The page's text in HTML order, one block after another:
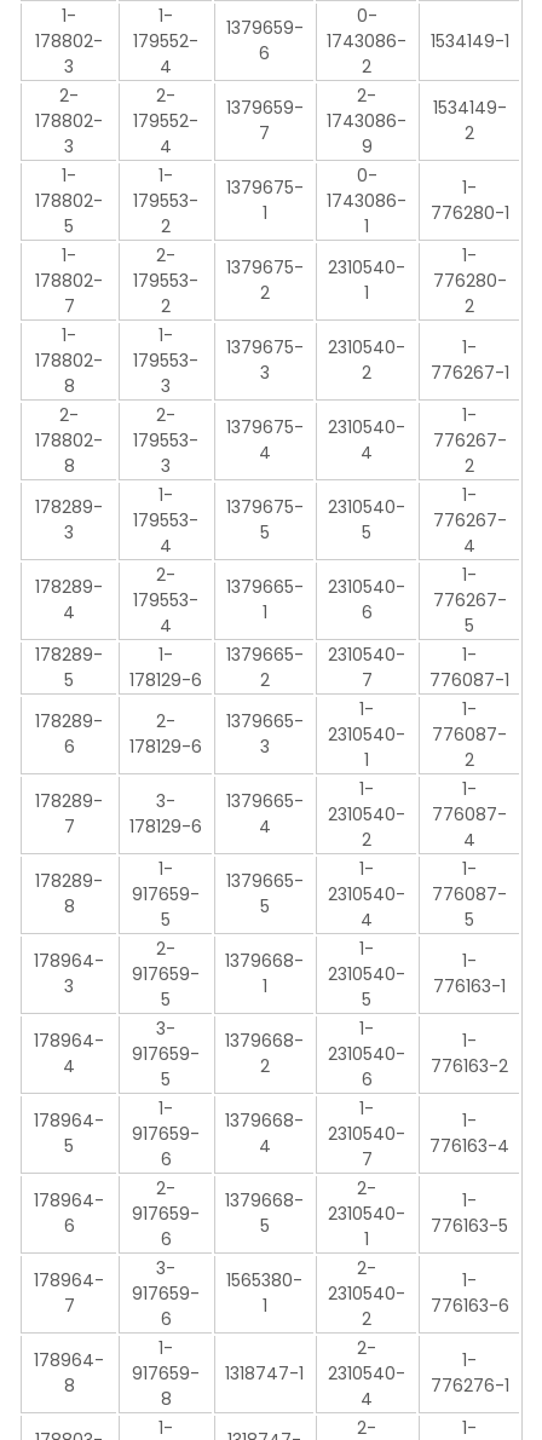
1-
178802-
3
1-
179552-
4
1379659-
6
0-
1743086-
2
1534149-1
2-
178802-
3
2-
179552-
4
1379659-
7
2-
1743086-
9
1534149-
2
1-
178802-
5
1-
179553-
2
1379675-
1
0-
1743086-
1
1-
776280-1
1-
178802-
7
2-
179553-
2
1379675-
2
2310540-
1
1-
776280-
2
1-
178802-
8
1-
179553-
3
1379675-
3
2310540-
2
1-
776267-1
2-
178802-
8
2-
179553-
3
1379675-
4
2310540-
4
1-
776267-
2
178289-
3
1-
179553-
4
1379675-
5
2310540-
5
1-
776267-
4
178289-
4
2-
179553-
4
1379665-
1
2310540-
6
1-
776267-
5
178289-
5
1-
178129-6
1379665-
2
2310540-
7
1-
776087-1
178289-
6
2-
178129-6
1379665-
3
1-
2310540-
1
1-
776087-
2
178289-
7
3-
178129-6
1379665-
4
1-
2310540-
2
1-
776087-
4
178289-
8
1-
917659-
5
1379665-
5
1-
2310540-
4
1-
776087-
5
178964-
3
2-
917659-
5
1379668-
1
1-
2310540-
5
1-
776163-1
178964-
4
3-
917659-
5
1379668-
2
1-
2310540-
6
1-
776163-2
178964-
5
1-
917659-
6
1379668-
4
1-
2310540-
7
1-
776163-4
178964-
6
2-
917659-
6
1379668-
5
2-
2310540-
1
1-
776163-5
178964-
7
3-
917659-
6
1565380-
1
2-
2310540-
2
1-
776163-6
178964-
8
1-
917659-
8
1318747-1
2-
2310540-
4
1-
776276-1
1- 2- 1-